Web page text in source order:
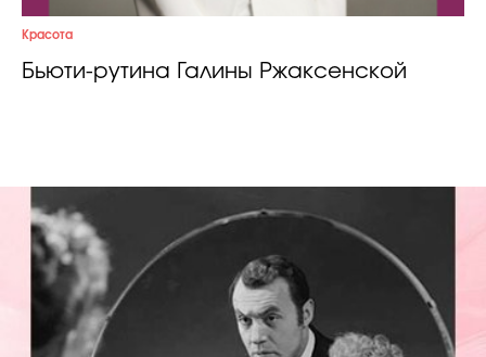
Красота
Бьюти-рутина Галины Ржаксенской